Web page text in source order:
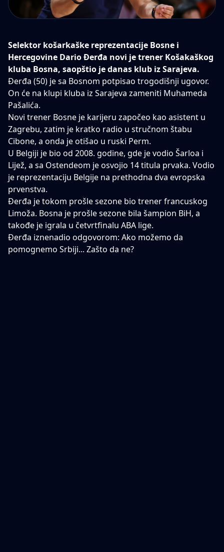
Selektor košarkaške reprezentacije Bosne i
Hercegovine Dario Đerđa novi je trener Košakaškog
kluba Bosna, saopštio je danas klub iz Sarajeva.
Đerđa (50) je sa Bosnom potpisao trogodišnji ugovor.
On će na klupi kluba iz Sarajeva zameniti Muhameda
Pašalića.
Novi trener Bosne je karijeru započeo kao asistent u
Zagrebu, zatim je kratko radio u stručnom štabu
Cibone, a onda je otišao u ruski Perm.
U Belgiji je bio od 2008. godine, gde je vodio Šarloa i
Lijež, a sa Ostendeom je osvojio 14 titula prvaka. Vodio
je reprezentaciju Belgije na prethodna dva evropska
prvenstva.
Đerđa je tokom prošle sezone bio trener francuskog
Limoža. Bosna je prošle sezone bila šampion BiH, a
takođe je igrala u četvrtfinalu ABA lige.
Đerđa iznenadio odgovorom: Ako možemo da
pomognemo Srbiji... Zašto da ne?